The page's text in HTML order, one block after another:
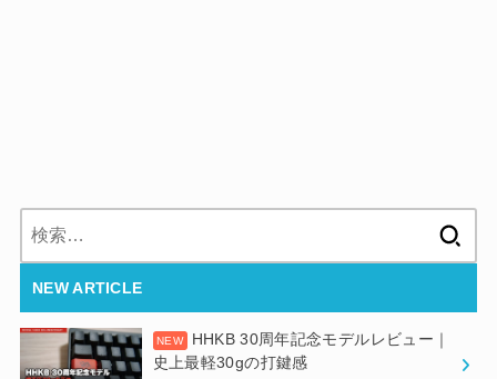
NEW ARTICLE
HHKB 30周年記念モデルレビュー｜
史上最軽30gの打鍵感